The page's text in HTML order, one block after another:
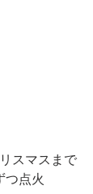
スマスまで
つ点火